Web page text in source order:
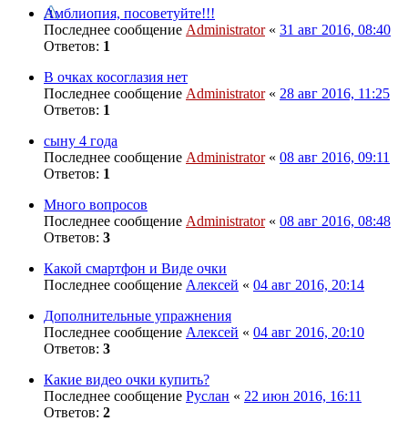
Амблиопия, посоветуйте!!!
Последнее сообщение Administrator« 31 авг 2016, 08:40
Ответов: 1
В очках косоглазия нет
Последнее сообщение Administrator« 28 авг 2016, 11:25
Ответов: 1
сыну 4 года
Последнее сообщение Administrator« 08 авг 2016, 09:11
Ответов: 1
Много вопросов
Последнее сообщение Administrator« 08 авг 2016, 08:48
Ответов: 3
Какой смартфон и Виде очки
Последнее сообщение Алексей « 04 авг 2016, 20:14
Дополнительные упражнения
Последнее сообщение Алексей « 04 авг 2016, 20:10
Ответов: 3
Какие видео очки купить?
Последнее сообщение Руслан « 22 июн 2016, 16:11
Ответов: 2